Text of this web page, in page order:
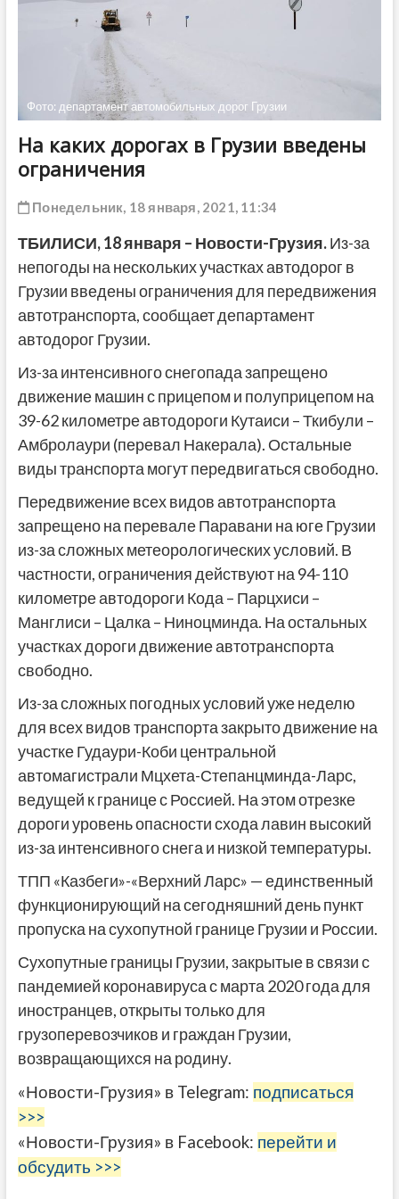
Фото: департамент автомобильных дорог Грузии
На каких дорогах в Грузии введены
ограничения
Понедельник, 18 января, 2021, 11:34
ТБИЛИСИ,18января – Новости-Грузия.Из-за
непогоды на нескольких участках автодорог в
Грузии введены ограничения для передвижения
автотранспорта, сообщает департамент
автодорог Грузии.
Из-за интенсивного снегопада запрещено
движение машин с прицепом и полуприцепом на
39-62 километре автодороги Кутаиси – Ткибули –
Амбролаури (перевал Накерала). Остальные
виды транспорта могут передвигаться свободно.
Передвижение всех видов автотранспорта
запрещено на перевале Паравани на юге Грузии
из-за сложных метеорологических условий. В
частности, ограничения действуют на 94-110
километре автодороги Кода – Парцхиси –
Манглиси – Цалка – Ниноцминда. На остальных
участках дороги движение автотранспорта
свободно.
Из-за сложных погодных условий уже неделю
для всех видов транспорта закрыто движение на
участке Гудаури-Коби центральной
автомагистрали Мцхета-Степанцминда-Ларс,
ведущей к границе с Россией. На этом отрезке
дороги уровень опасности схода лавин высокий
из-за интенсивного снега и низкой температуры.
ТПП «Казбеги»-«Верхний Ларс» — единственный
функционирующий на сегодняшний день пункт
пропуска на сухопутной границе Грузии и России.
Сухопутные границы Грузии, закрытые в связи с
пандемией коронавируса с марта 2020 года для
иностранцев, открыты только для
грузоперевозчиков и граждан Грузии,
возвращающихся на родину.
«Новости-Грузия» в Telegram: подписаться
>>>
«Новости-Грузия» в Facebook: перейти и
обсудить >>>